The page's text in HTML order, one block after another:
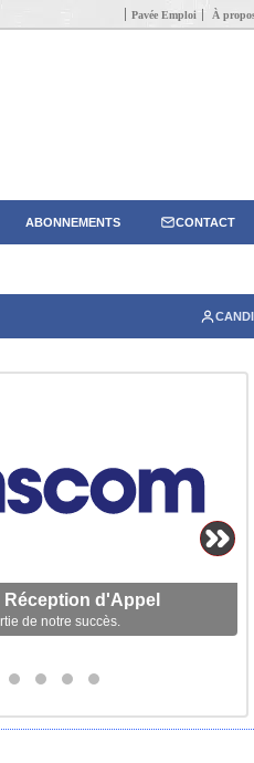
Pavée Emploi À
ABONNEMENTS CONTACT
d'Appel
de notre succès.